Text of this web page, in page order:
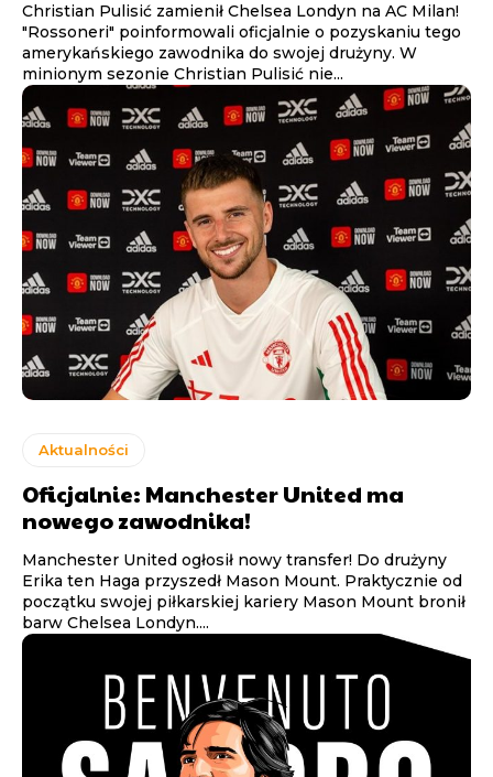
Christian Pulisić zamienił Chelsea Londyn na AC Milan!
"Rossoneri" poinformowali oficjalnie o pozyskaniu tego
amerykańskiego zawodnika do swojej drużyny. W
minionym sezonie Christian Pulisić nie...
Aktualności
Oficjalnie: Manchester United ma
nowego zawodnika!
Manchester United ogłosił nowy transfer! Do drużyny
Erika ten Haga przyszedł Mason Mount. Praktycznie od
początku swojej piłkarskiej kariery Mason Mount bronił
barw Chelsea Londyn....